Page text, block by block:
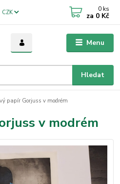
Menu
CZK
Hledat
0 ks
za 0 Kč
papír Gorjuss v modrém
v modrém